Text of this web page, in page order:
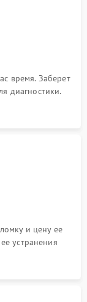
время. Заберет
диагностики.
и цену ее
устранения